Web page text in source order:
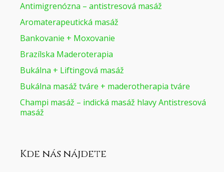
Antimigrenózna – antistresová masáž
Aromaterapeutická masáž
Bankovanie + Moxovanie
Brazílska Maderoterapia
Bukálna + Liftingová masáž
Bukálna masáž tváre + maderotherapia tváre
Champi masáž – indická masáž hlavy Antistresová
masáž
Kde nás nájdete